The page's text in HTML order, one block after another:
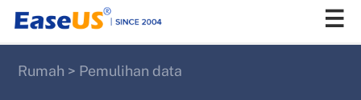
Rumah > Pemulihan data